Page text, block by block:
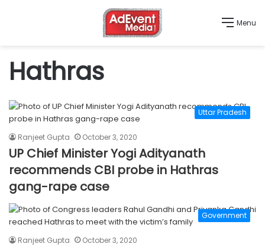
Menu
Hathras
Uttar Pradesh
Ranjeet Gupta October 3, 2020
UP Chief Minister Yogi Adityanath
recommends CBI probe in Hathras
gang-rape case
Government
Ranjeet Gupta October 3, 2020